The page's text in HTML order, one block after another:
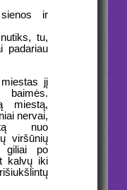
ir
tu,
padariau
jį
miestą,
nervai,
nuo
viršūnių
giliai po
kalvų iki